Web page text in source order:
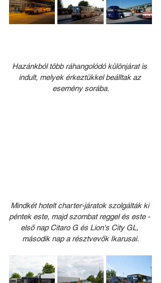
Hazánkból több ráhangolódó különjárat is
indult, melyek érkeztükkel beálltak az
esemény sorába.
Mindkét hotelt charter-járatok szolgálták ki
péntek este, majd szombat reggel és este -
első nap Citaro G és Lion's City GL,
második nap a résztvevők Ikarusai.